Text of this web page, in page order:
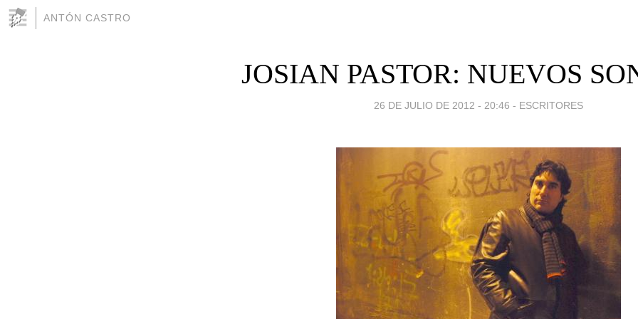
ANTÓN CASTRO
JOSIAN PASTOR: NUEVOS
26 DE JULIO DE 2012 - 20:46 - ESCRITORES